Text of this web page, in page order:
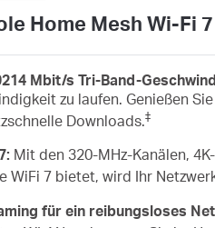
Home Mesh Wi-Fi
Mbit/s Tri-Band-
zu laufen. Genießen
Downloads.‡
Mit den 320-MHz-Kanälen,
WiFi 7 bietet, wird Ihr
für ein reibungsloses